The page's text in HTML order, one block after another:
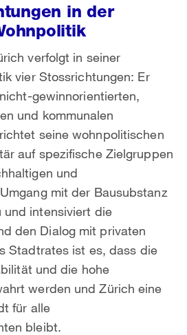
in der
verfolgt in seiner
vier Stossrichtungen: Er
gewinnorientierten,
und kommunalen
seine wohnpolitischen
auf spezifische Zielgruppen
und
mit der Bausubstanz
und intensiviert die
den Dialog mit privaten
Stadtrates ist es, dass die
und die hohe
werden und Zürich eine
für alle
bleibt.